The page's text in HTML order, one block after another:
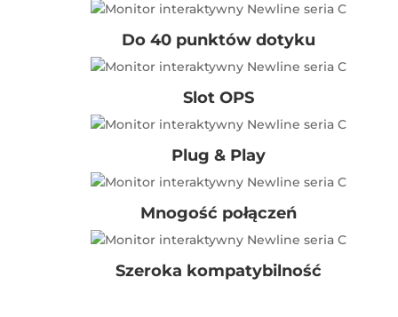
Do 40 punktów dotyku
Slot OPS
Plug & Play
Mnogość połączeń
Szeroka kompatybilność